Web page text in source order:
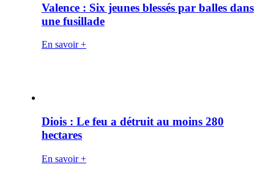
Valence : Six jeunes blessés par balles dans
une fusillade
En savoir +
Diois : Le feu a détruit au moins 280
hectares
En savoir +